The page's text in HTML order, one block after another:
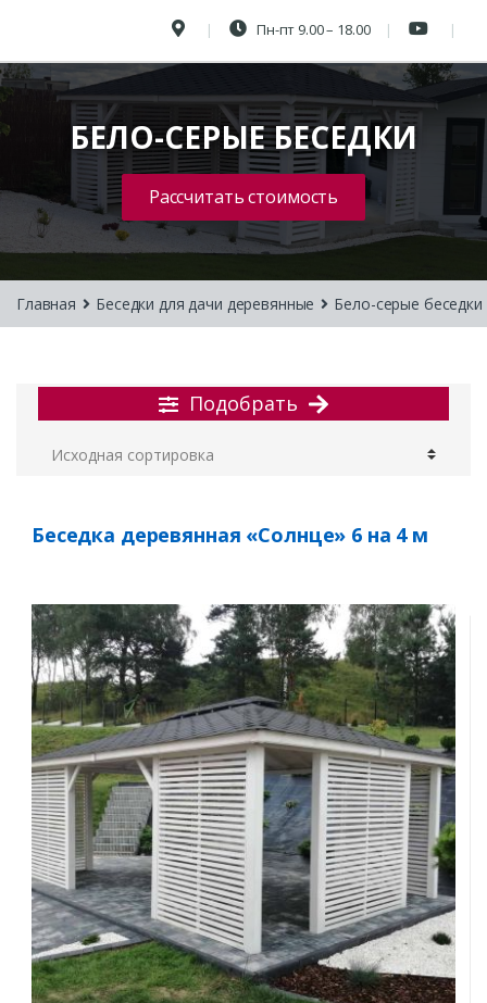
Пн-пт 9.00 – 18.00
БЕЛО-СЕРЫЕ БЕСЕДКИ
Рассчитать стоимость
Главная Беседки для дачи деревянные Бело-серые беседки
Подобрать
Беседка деревянная «Солнце» 6 на 4 м